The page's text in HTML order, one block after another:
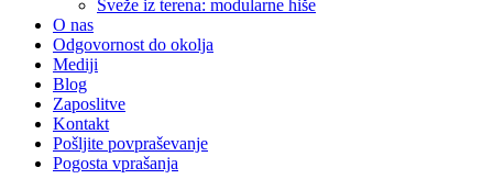
Sveže iz terena: modularne hiše
O nas
Odgovornost do okolja
Mediji
Blog
Zaposlitve
Kontakt
Pošljite povpraševanje
Pogosta vprašanja